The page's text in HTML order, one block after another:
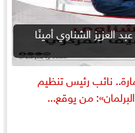
العزيز الشناوي أمينًا
نائب رئيس تنظيم
من يوقع...